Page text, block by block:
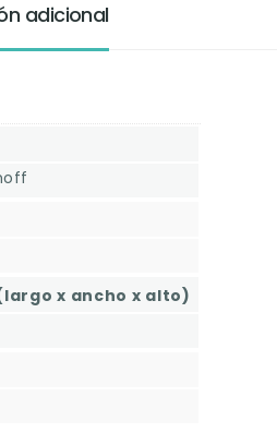
adicional
x ancho x alto)